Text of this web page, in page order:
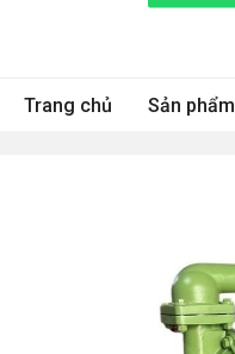
Trang chủ Sản phẩm